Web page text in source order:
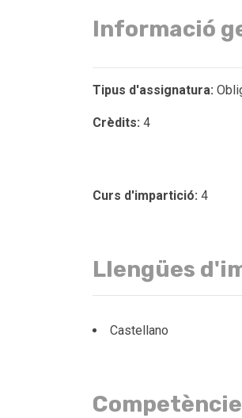
Informació
Tipus d'assignatura:
Crèdits: 4
Curs d'impartició: 4
Llengües
Castellano